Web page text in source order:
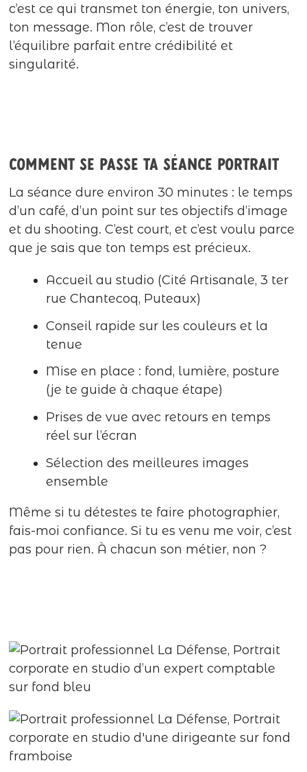
c’est ce qui transmet ton énergie, ton univers,
ton message. Mon rôle, c’est de trouver
l’équilibre parfait entre crédibilité et
singularité.
Comment se passe ta séance portrait
La séance dure environ 30 minutes : le temps
d’un café, d’un point sur tes objectifs d’image
et du shooting. C’est court, et c’est voulu parce
que je sais que ton temps est précieux.
Accueil au studio (Cité Artisanale, 3 ter
rue Chantecoq, Puteaux)
Conseil rapide sur les couleurs et la
tenue
Mise en place : fond, lumière, posture
(je te guide à chaque étape)
Prises de vue avec retours en temps
réel sur l’écran
Sélection des meilleures images
ensemble
Même si tu détestes te faire photographier,
fais-moi confiance. Si tu es venu me voir, c’est
pas pour rien. À chacun son métier, non ?